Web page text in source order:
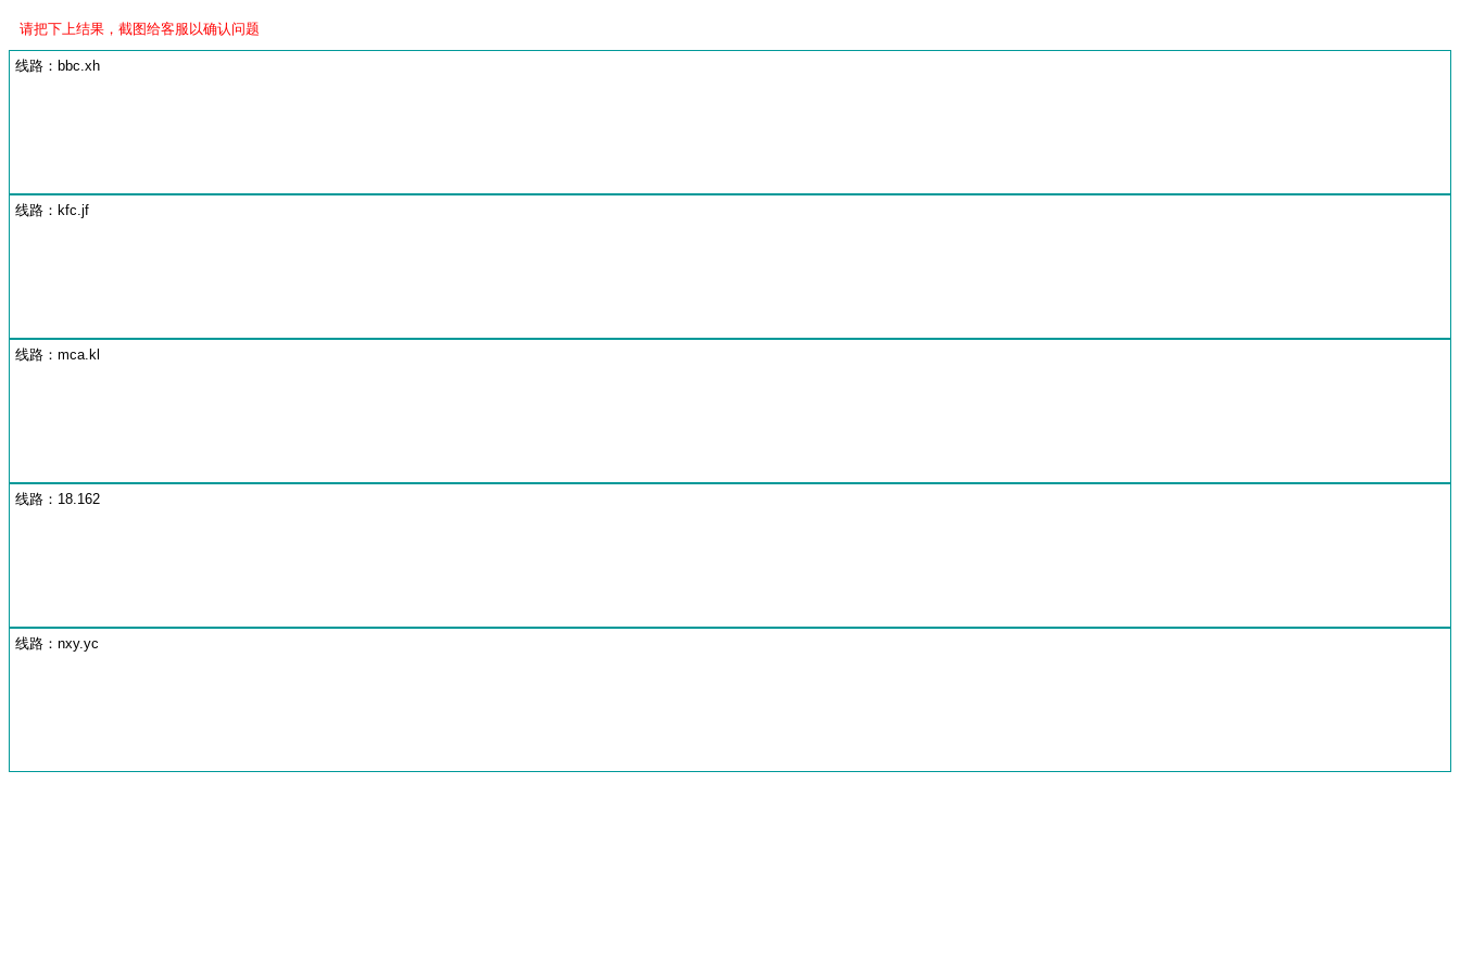
请把下上结果，截图给客服以确认问题
线路：bbc.xh
线路：kfc.jf
线路：mca.kl
线路：18.162
线路：nxy.yc